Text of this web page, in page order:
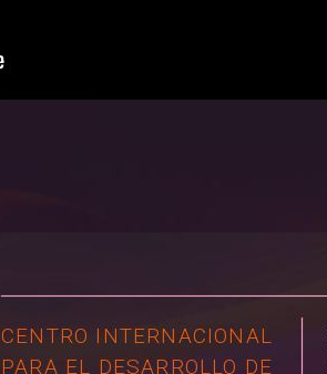
CENTRO INTERNACIONAL
PARA EL DESARROLLO DE